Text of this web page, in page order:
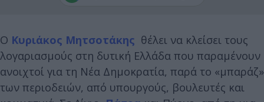
Ο Κυριάκος Μητσοτάκης θέλει να κλείσει τους
λογαριασμούς στη δυτική Ελλάδα που παραμένουν
ανοιχτοί για τη Νέα Δημοκρατία, παρά το «μπαράζ»
των περιοδειών, από υπουργούς, βουλευτές και